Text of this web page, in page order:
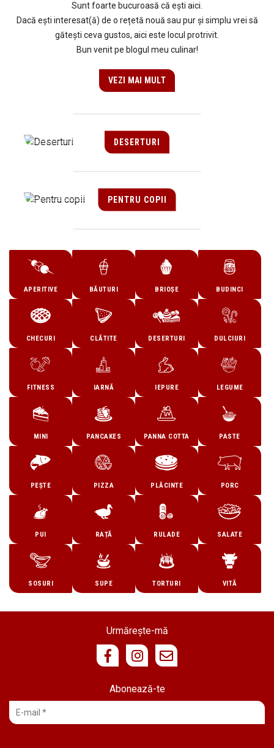
Sunt foarte bucuroasă că ești aici.
Dacă ești interesat(ă) de o rețetă nouă sau pur și simplu vrei să
gătești ceva gustos, aici este locul protrivit.
Bun venit pe blogul meu culinar!
VEZI MAI MULT
DESERTURI
APERITIVE BĂUTURI BRIOȘE BUDINCI
CHECURI CLĂTITE DESERTURI DULCIURI
FITNESS IARNĂ IEPURE LEGUME
MINI PANCAKES PANNA COTTA PASTE
PEȘTE PIZZA PLĂCINTE PORC
PUI RAȚĂ RULADE SALATE
SOSURI SUPE TORTURI VITĂ
PENTRU COPII
Abonează-te
Urmărește-mă